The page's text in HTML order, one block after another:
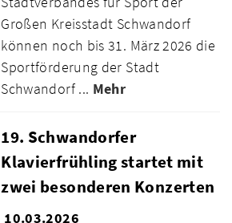
Großen Kreisstadt Schwandorf
können noch bis 31. März 2026 die
Sportförderung der Stadt
Schwandorf ... Mehr
19. Schwandorfer
Klavierfrühling startet mit
zwei besonderen Konzerten
10.03.2026